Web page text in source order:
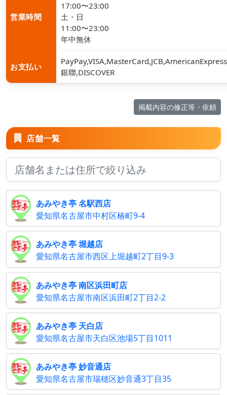
営業時間
17:00〜23:00
土・日
11:00〜23:00
年中無休
お支払い
銀聯,DISCOVER
掲載内容の修正等・依頼
店舗一覧
あみやき亭 名駅西店
愛知県名古屋市中村区椿町9-4
あみやき亭 堀越店
愛知県名古屋市西区上堀越町2丁目9-3
あみやき亭 南区浜田町店
愛知県名古屋市南区浜田町2丁目2-2
あみやき亭 天白店
愛知県名古屋市天白区池場5丁目1011
あみやき亭 妙音通店
愛知県名古屋市瑞穂区妙音通3丁目35